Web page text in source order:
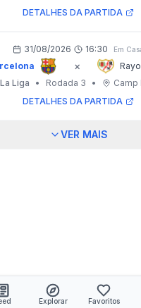
DETALHES DA PARTIDA
31/08/2026 16:30 Em
×
Liga
• Rodada 3 • Camp
DETALHES DA PARTIDA
VER MAIS
Explorar Favoritos